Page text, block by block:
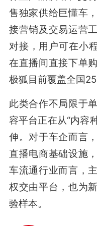
售独家供给巨懂车
接营销及交易运营
对接，用户可在小
在直播间直接下单
极狐目前覆盖全国
此类合作不局限于
容平台正在从“内容
伸。对于车企而言
直播电商基础设施
车流通行业而言，
权交由平台，也为
验样本。